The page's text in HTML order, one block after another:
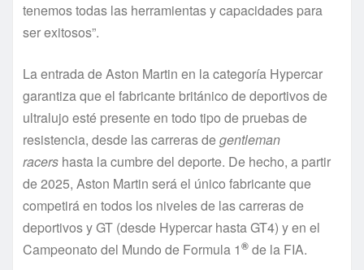
tenemos todas las herramientas y capacidades para
ser exitosos”.
La entrada de Aston Martin en la categoría Hypercar
garantiza que el fabricante británico de deportivos de
ultralujo esté presente en todo tipo de pruebas de
resistencia, desde las carreras degentleman
racers hasta la cumbre del deporte. De hecho, a partir
de 2025, Aston Martin será el único fabricante que
competirá en todos los niveles de las carreras de
deportivos y GT (desde Hypercar hasta GT4) y en el
Campeonato del Mundo de Formula 1® de la FIA.